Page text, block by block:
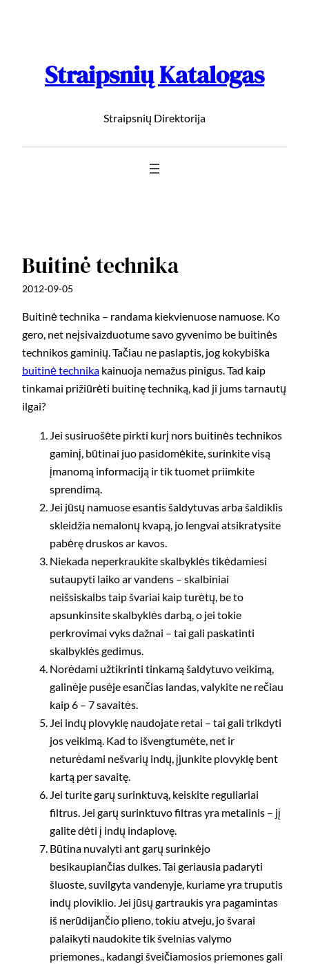
Straipsnių Katalogas
Straipsnių Direktorija
Buitinė technika
2012-09-05
Buitinė technika – randama kiekvienuose namuose. Ko
gero, net neįsivaizduotume savo gyvenimo be buitinės
technikos gaminių. Tačiau ne paslaptis, jog kokybiška
buitinė technika kainuoja nemažus pinigus. Tad kaip
tinkamai prižiūrėti buitinę techniką, kad ji jums tarnautų
ilgai?
Jei susiruošėte pirkti kurį nors buitinės technikos
gaminį, būtinai juo pasidomėkite, surinkite visą
įmanomą informaciją ir tik tuomet priimkite
sprendimą.
Jei jūsų namuose esantis šaldytuvas arba šaldiklis
skleidžia nemalonų kvapą, jo lengvai atsikratysite
pabėrę druskos ar kavos.
Niekada neperkraukite skalbyklės tikėdamiesi
sutaupyti laiko ar vandens – skalbiniai
neišsiskalbs taip švariai kaip turėtų, be to
apsunkinsite skalbyklės darbą, o jei tokie
perkrovimai vyks dažnai – tai gali paskatinti
skalbyklės gedimus.
Norėdami užtikrinti tinkamą šaldytuvo veikimą,
galinėje pusėje esančias landas, valykite ne rečiau
kaip 6 – 7 savaitės.
Jei indų plovyklę naudojate retai – tai gali trikdyti
jos veikimą. Kad to išvengtumėte, net ir
neturėdami nešvarių indų, įjunkite plovyklę bent
kartą per savaitę.
Jei turite garų surinktuvą, keiskite reguliariai
filtrus. Jei garų surinktuvo filtras yra metalinis – jį
galite dėti į indų indaplovę.
Būtina nuvalyti ant garų surinkėjo
besikaupiančias dulkes. Tai geriausia padaryti
šluoste, suvilgyta vandenyje, kuriame yra truputis
indų ploviklio. Jei jūsų gartraukis yra pagamintas
iš nerūdijančio plieno, tokiu atveju, jo švarai
palaikyti naudokite tik švelnias valymo
priemones., kadangi šveičiamosios priemones gali